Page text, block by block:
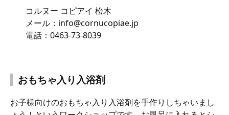
コルヌー コピアイ 松木
メール：info@cornucopiae.jp
電話：0463-73-8039
おもちゃ入り入浴剤
お子様向けのおもちゃ入り入浴剤を手作りしちゃいまし